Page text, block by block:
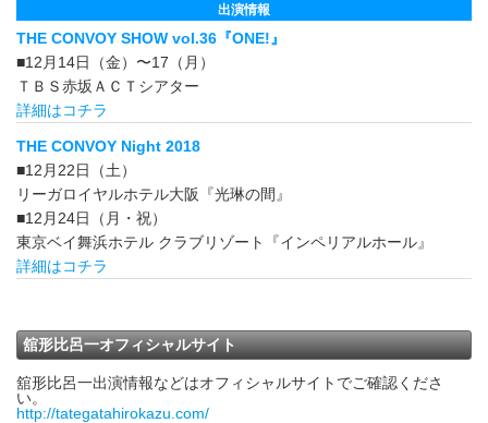
出演情報
THE CONVOY SHOW vol.36『ONE!』
■12月14日（金）〜17（月）
ＴＢＳ赤坂ＡＣＴシアター
詳細はコチラ
THE CONVOY Night 2018
■12月22日（土）
リーガロイヤルホテル大阪『光琳の間』
■12月24日（月・祝）
東京ベイ舞浜ホテル クラブリゾート『インペリアルホール』
詳細はコチラ
舘形比呂一オフィシャルサイト
舘形比呂一出演情報などはオフィシャルサイトでご確認くださ
い。
http://tategatahirokazu.com/